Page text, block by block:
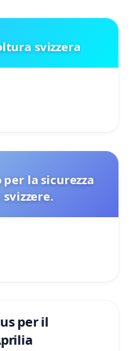
svizzera
la sicurezza
per il